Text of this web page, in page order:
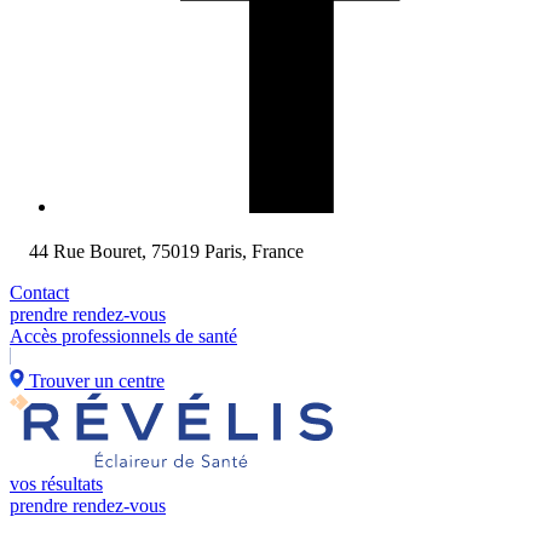
44 Rue Bouret, 75019 Paris, France
Contact
prendre rendez-vous
Accès professionnels de santé
Trouver un centre
vos résultats
prendre rendez-vous